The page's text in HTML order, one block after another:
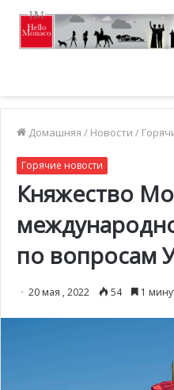
Домашняя / Новости /
Горячие новости
Княжество
по вопросам
20 мая , 2022 54 1